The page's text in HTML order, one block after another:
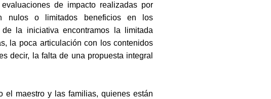
de impacto realizadas por
nulos o limitados beneficios en los
la iniciativa encontramos la limitada
la poca articulación con los contenidos
decir, la falta de una propuesta integral
el maestro y las familias, quienes están